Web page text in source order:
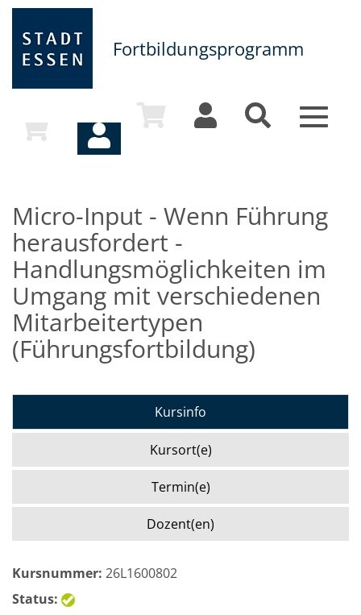
Fortbildungsprogramm
Toggle
Micro-Input - Wenn Führung
herausfordert -
Handlungsmöglichkeiten im
Umgang mit verschiedenen
Mitarbeitertypen
(Führungsfortbildung)
Kursinfo
Kursort(e)
Termin(e)
Dozent(en)
Kursnummer: 26L1600802
Status: